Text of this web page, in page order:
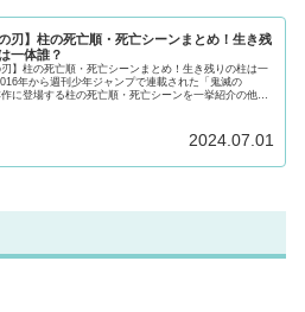
の刃】柱の死亡順・死亡シーンまとめ！生き残
一体誰？
刃】柱の死亡順・死亡シーンまとめ！生き残りの柱は一
年から週刊少年ジャンプで連載された「鬼滅の
に登場する柱の死亡順・死亡シーンを一挙紹介の他、
2024.07.01